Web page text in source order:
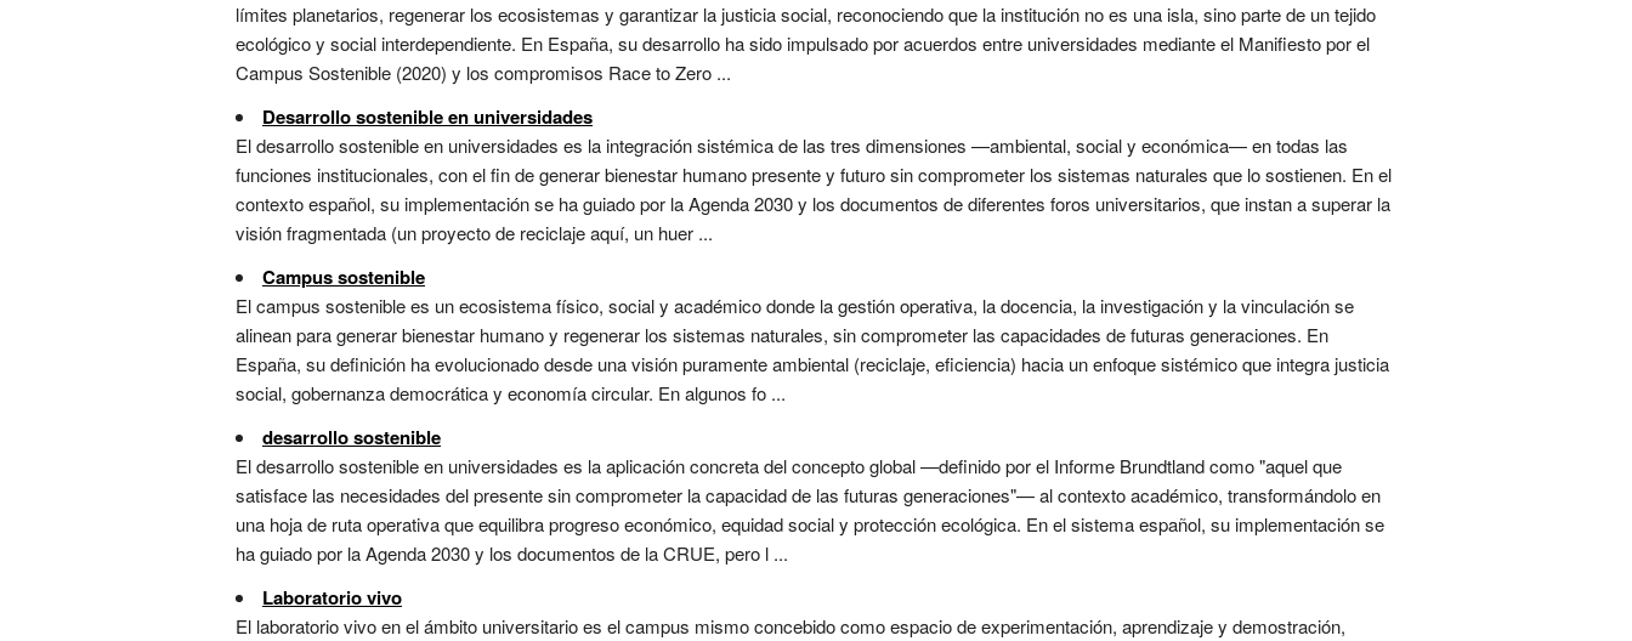
límites planetarios, regenerar los ecosistemas y garantizar la justicia social, reconociendo que la institución no es una isla, sino parte de un tejido
ecológico y social interdependiente. En España, su desarrollo ha sido impulsado por acuerdos entre universidades mediante el Manifiesto por el
Campus Sostenible (2020) y los compromisos Race to Zero ...
Desarrollo sostenible en universidades
El desarrollo sostenible en universidades es la integración sistémica de las tres dimensiones —ambiental, social y económica— en todas las
funciones institucionales, con el fin de generar bienestar humano presente y futuro sin comprometer los sistemas naturales que lo sostienen. En el
contexto español, su implementación se ha guiado por la Agenda 2030 y los documentos de diferentes foros universitarios, que instan a superar la
visión fragmentada (un proyecto de reciclaje aquí, un huer ...
Campus sostenible
El campus sostenible es un ecosistema físico, social y académico donde la gestión operativa, la docencia, la investigación y la vinculación se
alinean para generar bienestar humano y regenerar los sistemas naturales, sin comprometer las capacidades de futuras generaciones. En
España, su definición ha evolucionado desde una visión puramente ambiental (reciclaje, eficiencia) hacia un enfoque sistémico que integra justicia
social, gobernanza democrática y economía circular. En algunos fo ...
desarrollo sostenible
El desarrollo sostenible en universidades es la aplicación concreta del concepto global —definido por el Informe Brundtland como "aquel que
satisface las necesidades del presente sin comprometer la capacidad de las futuras generaciones"— al contexto académico, transformándolo en
una hoja de ruta operativa que equilibra progreso económico, equidad social y protección ecológica. En el sistema español, su implementación se
ha guiado por la Agenda 2030 y los documentos de la CRUE, pero l ...
Laboratorio vivo
El laboratorio vivo en el ámbito universitario es el campus mismo concebido como espacio de experimentación, aprendizaje y demostración,